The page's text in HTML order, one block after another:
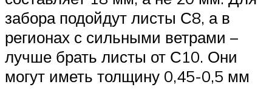
забора подойдут листы С8, а в
регионах с сильными ветрами –
лучше брать листы от С10. Они
могут иметь толщину 0,45-0,5 мм